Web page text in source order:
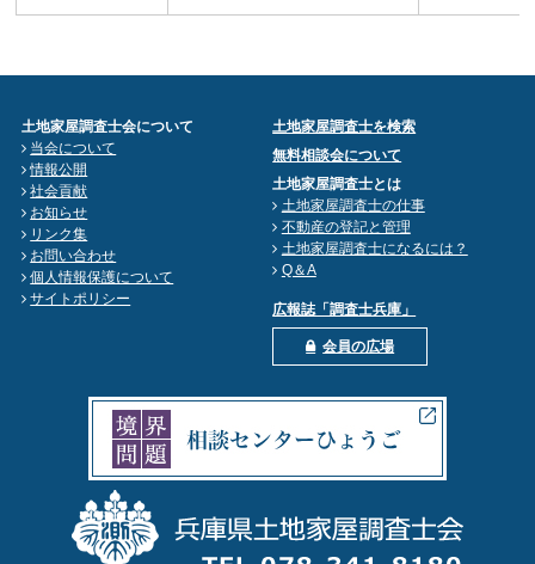
土地家屋調査士会について
当会について
情報公開
社会貢献
お知らせ
リンク集
お問い合わせ
個人情報保護について
サイトポリシー
土地家屋調査士を検索
無料相談会について
土地家屋調査士とは
土地家屋調査士の仕事
不動産の登記と管理
土地家屋調査士になるには？
Q＆A
広報誌「調査士兵庫」
会員の広場